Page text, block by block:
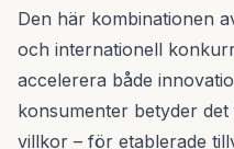
Den här kombinationen
och internationell
accelerera både
konsumenter betyder
villkor – för etablerade